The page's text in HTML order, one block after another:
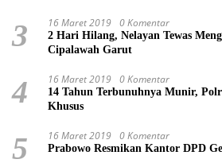
3 16 Maret 2019 0 Komentar
2 Hari Hilang, Nelayan Tewas
Cipalawah Garut
4 16 Maret 2019 0 Komentar
14 Tahun Terbunuhnya Munir,
Khusus
5 16 Maret 2019 0 Komentar
Prabowo Resmikan Kantor DPD